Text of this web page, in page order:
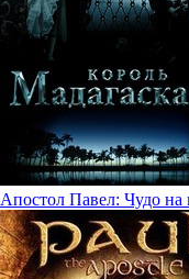
Апостол Павел: Чудо